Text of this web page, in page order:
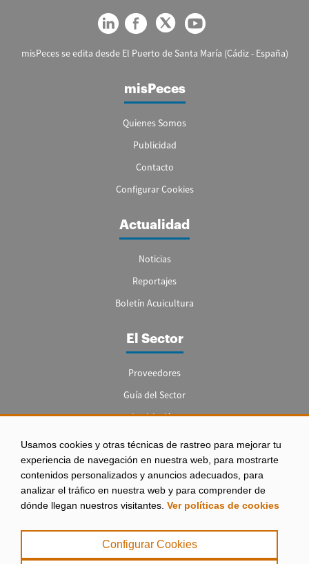
Usamos cookies y otras técnicas de rastreo para mejorar tu
experiencia de navegación en nuestra web, para mostrarte
contenidos personalizados y anuncios adecuados, para
analizar el tráfico en nuestra web y para comprender de
dónde llegan nuestros visitantes. Ver políticas de cookies
Configurar Cookies
misPeces se edita desde El Puerto de Santa María (Cádiz - España)
misPeces
Quienes Somos
Publicidad
Contacto
Configurar Cookies
Actualidad
Noticias
Reportajes
Boletín Acuicultura
El Sector
Proveedores
Guía del Sector
Legislación
Empleo
Aviso legal
|
Política de Privacidad